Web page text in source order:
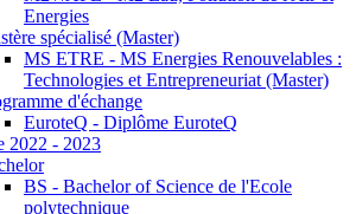
Energies
spécialisé (Master)
MS ETRE - MS Energies Renouvelables :
Technologies et Entrepreneuriat (Master)
d'échange
EuroteQ - Diplôme EuroteQ
2022 - 2023
BS - Bachelor of Science de l'Ecole
polytechnique